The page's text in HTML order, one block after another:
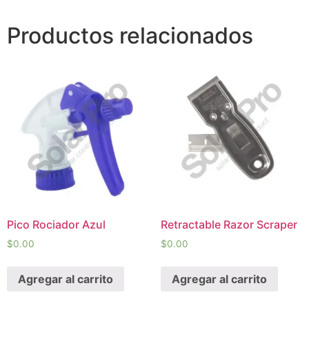
Productos relacionados
Pico Rociador Azul
$0.00
Agregar al carrito
Retractable Razor Scraper
$0.00
Agregar al carrito